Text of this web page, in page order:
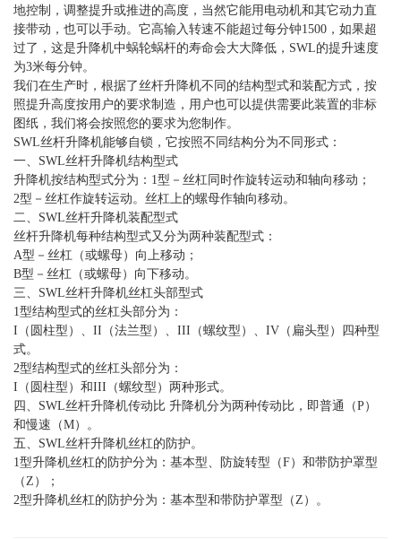
地控制，调整提升或推进的高度，当然它能用电动机和其它动力直
接带动，也可以手动。它高输入转速不能超过每分钟1500，如果超
过了，这是升降机中蜗轮蜗杆的寿命会大大降低，SWL的提升速度
为3米每分钟。
我们在生产时，根据了丝杆升降机不同的结构型式和装配方式，按
照提升高度按用户的要求制造，用户也可以提供需要此装置的非标
图纸，我们将会按照您的要求为您制作。
SWL丝杆升降机能够自锁，它按照不同结构分为不同形式：
一、SWL丝杆升降机结构型式
升降机按结构型式分为：1型－丝杠同时作旋转运动和轴向移动；
2型－丝杠作旋转运动。丝杠上的螺母作轴向移动。
二、SWL丝杆升降机装配型式
丝杆升降机每种结构型式又分为两种装配型式：
A型－丝杠（或螺母）向上移动；
B型－丝杠（或螺母）向下移动。
三、SWL丝杆升降机丝杠头部型式
1型结构型式的丝杠头部分为：
I（圆柱型）、II（法兰型）、III（螺纹型）、IV（扁头型）四种型
式。
2型结构型式的丝杠头部分为：
I（圆柱型）和III（螺纹型）两种形式。
四、SWL丝杆升降机传动比 升降机分为两种传动比，即普通（P）
和慢速（M）。
五、SWL丝杆升降机丝杠的防护。
1型升降机丝杠的防护分为：基本型、防旋转型（F）和带防护罩型
（Z）；
2型升降机丝杠的防护分为：基本型和带防护罩型（Z）。